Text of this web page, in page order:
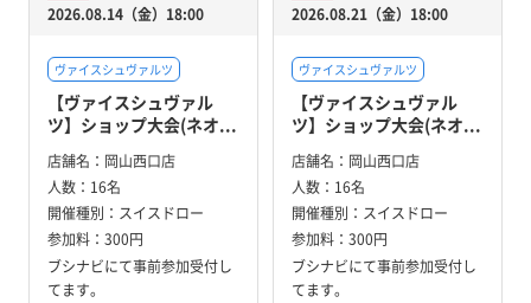
2026.08.14（金）18:00
ヴァイスシュヴァルツ
【ヴァイスシュヴァル
ツ】ショップ大会(ネオ...
店舗名： 岡山西口店
人数： 16名
開催種別： スイスドロー
参加料： 300円
ブシナビにて事前参加受付し
てます。
2026.08.21（金）18:00
ヴァイスシュヴァルツ
【ヴァイスシュヴァル
ツ】ショップ大会(ネオ...
店舗名： 岡山西口店
人数： 16名
開催種別： スイスドロー
参加料： 300円
ブシナビにて事前参加受付し
てます。